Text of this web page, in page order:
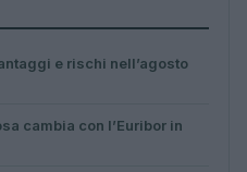
e rischi nell’agosto
cambia con l’Euribor in